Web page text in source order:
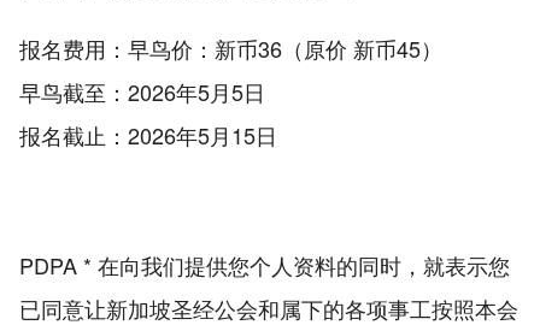
报名费用：早鸟价：新币36（原价 新币45）
早鸟截至：2026年5月5日
报名截止：2026年5月15日
PDPA * 在向我们提供您个人资料的同时，就表示您
已同意让新加坡圣经公会和属下的各项事工按照本会